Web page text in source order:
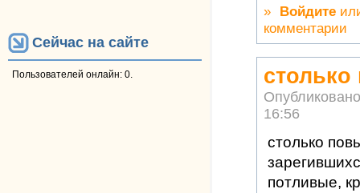
Сейчас на сайте
Пользователей онлайн: 0.
» Войдите
комментарии
16:56
столько
потливые,